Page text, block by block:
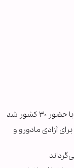
کشور شد
آزادی مادورو و